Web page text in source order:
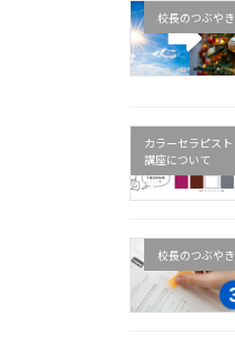
校長のつぶやき
カラーセラピスト
講座について
校長のつぶやき